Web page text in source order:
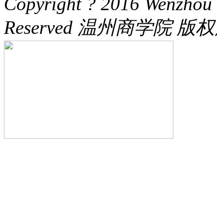
Reserved 温州商学院 版